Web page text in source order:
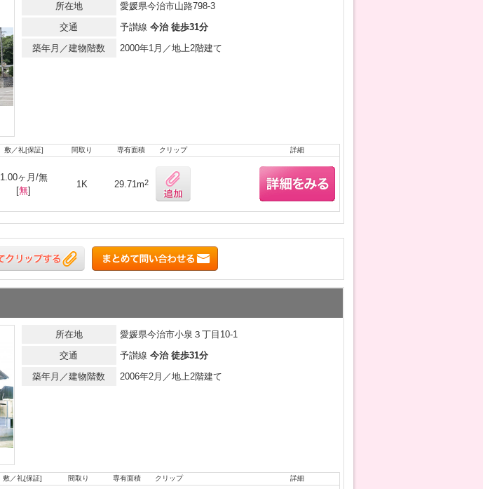
所在地
愛媛県今治市山路798-3
交通
予讃線 今治 徒歩31分
築年月／建物階数
2000年1月／地上2階建て
敷／礼[保証] 間取り 専有面積 クリップ 詳細
1.00ヶ月/無
[無]
1K 29.71m2
所在地
愛媛県今治市小泉３丁目10-1
交通
予讃線 今治 徒歩31分
築年月／建物階数
2006年2月／地上2階建て
敷／礼[保証] 間取り 専有面積 クリップ 詳細